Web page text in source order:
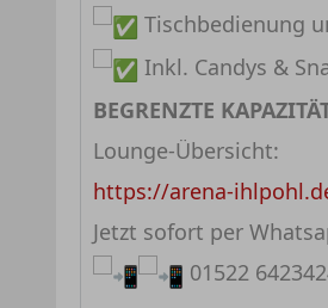
Tischbedienung
Inkl. Candys &
BEGRENZTE
Lounge-Übersicht:
https://arena-
Jetzt sofort per
01522